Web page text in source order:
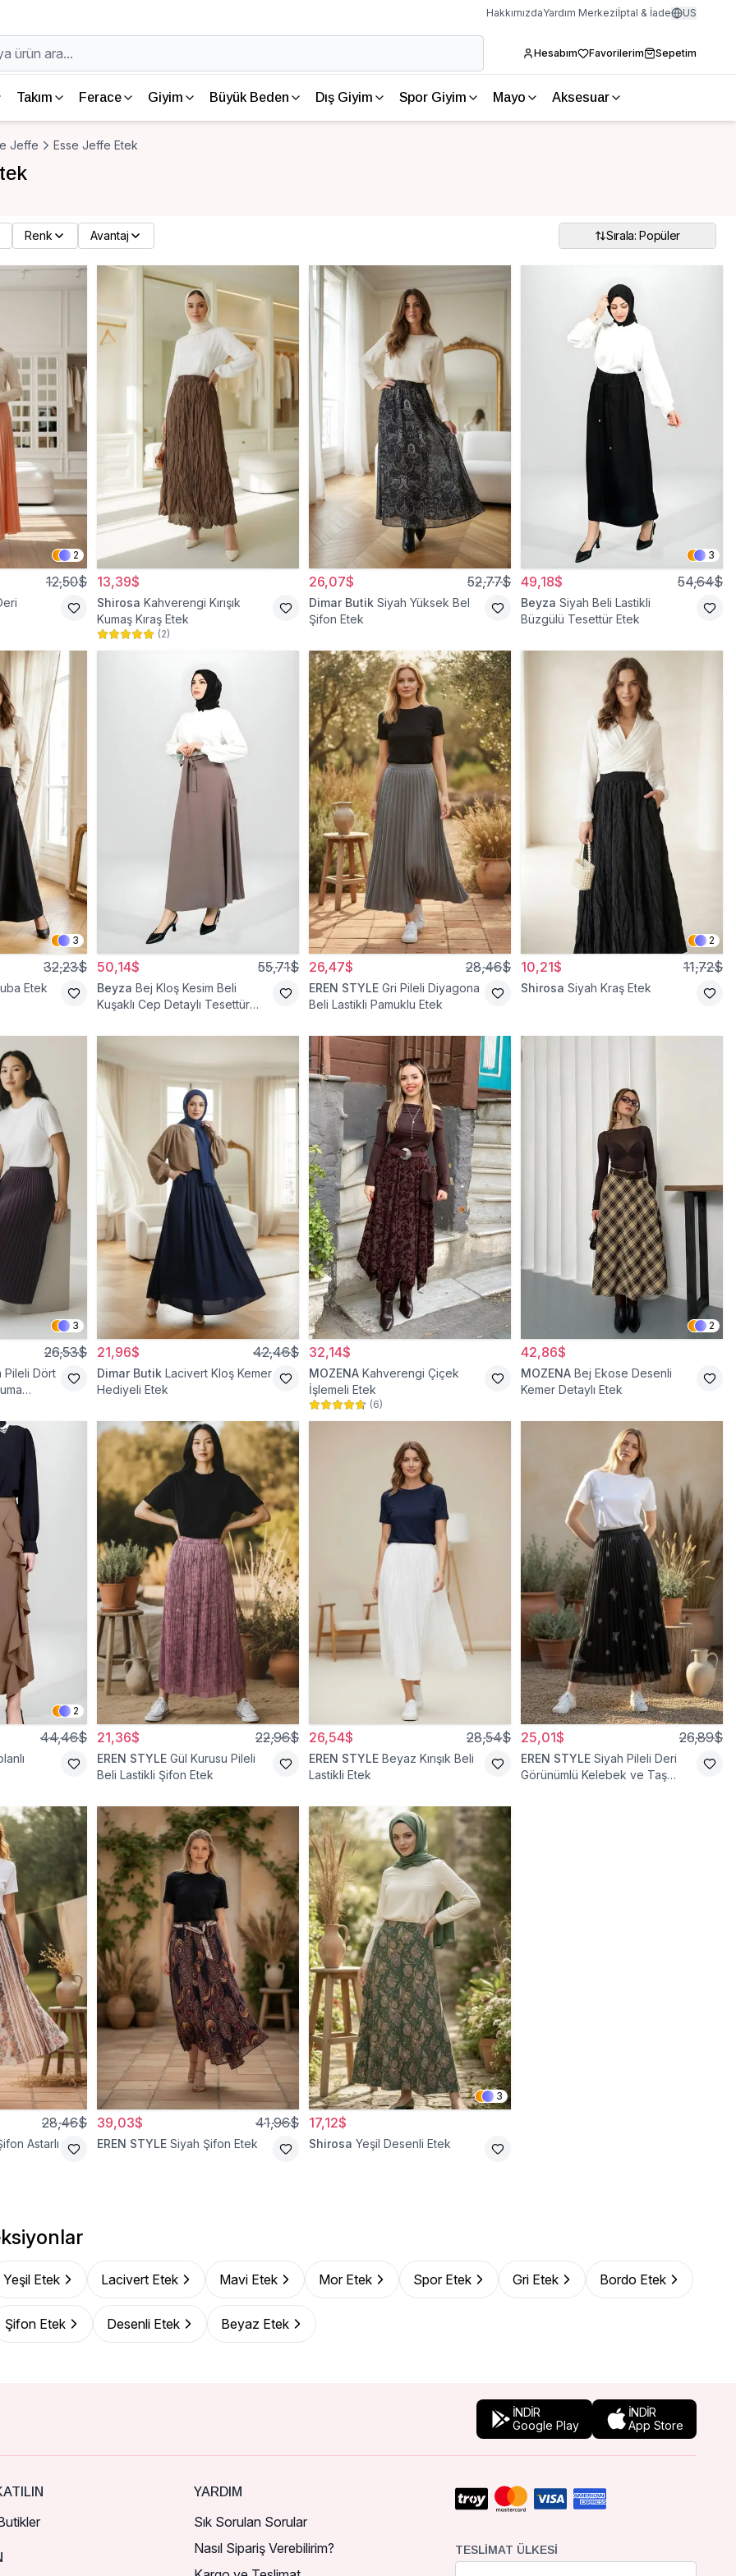
HakkımızdaYardım Merkeziİptal & İade US
Hesabım Favorilerim Sepetim
Takım Ferace Giyim Büyük Beden Dış Giyim Spor Giyim Mayo Aksesuar
Jeffe Esse Jeffe Etek
Renk Avantaj Sırala: Popüler
2
12,50$ 13,39$
Shirosa Kahverengi Kırışık
Kumaş Kıraş Etek
(2)
26,07$ 52,77$
Dimar Butik Siyah Yüksek Bel
Şifon Etek
3
49,18$ 54,64$
Beyza Siyah Beli Lastikli
Büzgülü Tesettür Etek
3
32,23$
Etek
50,14$ 55,71$
Beyza Bej Kloş Kesim Beli
Kuşaklı Cep Detaylı Tesettür
26,47$ 28,46$
EREN STYLE Gri Pileli Diyagona
Beli Lastikli Pamuklu Etek
2
10,21$ 11,72$
Shirosa Siyah Kraş Etek
3
26,53$
Pileli Dört
21,96$ 42,46$
Dimar Butik Lacivert Kloş Kemer
Hediyeli Etek
32,14$
MOZENA Kahverengi Çiçek
İşlemeli Etek
(6)
2
42,86$
MOZENA Bej Ekose Desenli
Kemer Detaylı Etek
2
44,46$ 21,36$ 22,96$
EREN STYLE Gül Kurusu Pileli
Beli Lastikli Şifon Etek
26,54$ 28,54$
EREN STYLE Beyaz Kırışık Beli
Lastikli Etek
25,01$ 26,89$
EREN STYLE Siyah Pileli Deri
Görünümlü Kelebek ve Taş
28,46$
Astarlı
39,03$ 41,96$
EREN STYLE Siyah Şifon Etek
3
17,12$
Shirosa Yeşil Desenli Etek
Yeşil Etek Lacivert Etek Mavi Etek Mor Etek Spor Etek Gri Etek Bordo Etek
Şifon Etek Desenli Etek Beyaz Etek
İNDİR
Google Play
İNDİR
App Store
YARDIM
Sık Sorulan Sorular
Nasıl Sipariş Verebilirim?
TESLIMAT ÜLKESI